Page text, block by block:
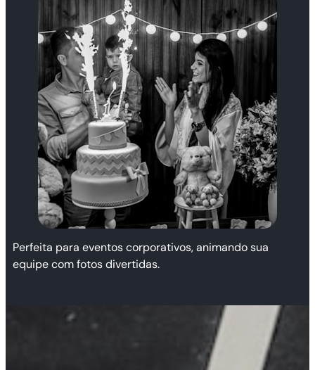
Perfeita para eventos corporativos, animando sua
equipe com fotos divertidas.